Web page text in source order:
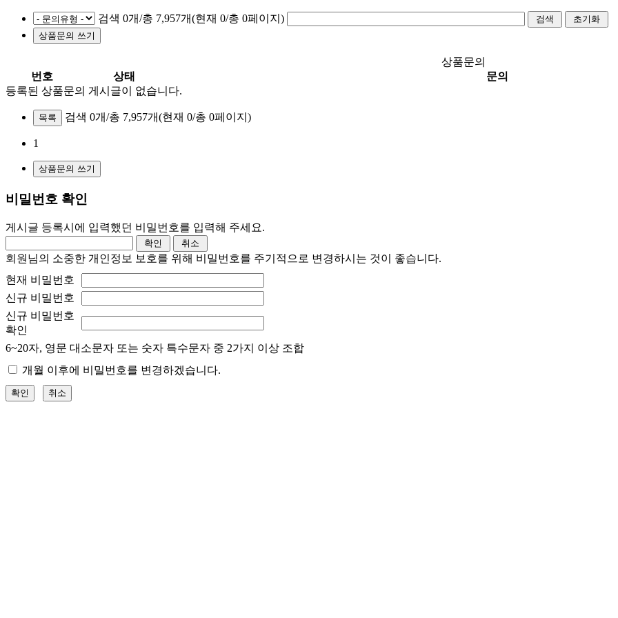
검색 0개/총 7,957개(현재 0/총 0페이지)
상품문의
번호
상태
문의
등록된 상품문의 게시글이 없습니다.
목록 검색 0개/총 7,957개(현재 0/총 0페이지)
1
비밀번호 확인
게시글 등록시에 입력했던 비밀번호를 입력해 주세요.
회원님의 소중한 개인정보 보호를 위해 비밀번호를 주기적으로 변경하시는 것이 좋습니다.
현재 비밀번호
신규 비밀번호
신규 비밀번호
확인
6~20자, 영문 대소문자 또는 숫자 특수문자 중 2가지 이상 조합
개월 이후에 비밀번호를 변경하겠습니다.
확인 취소